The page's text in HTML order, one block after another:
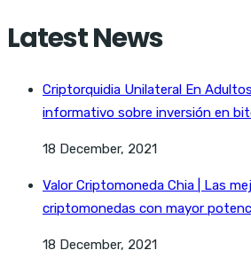
Latest News
Criptorquidia Unilateral En
informativo sobre inversión en
18 December, 2021
Valor Criptomoneda Chia | Las
criptomonedas con mayor
18 December, 2021